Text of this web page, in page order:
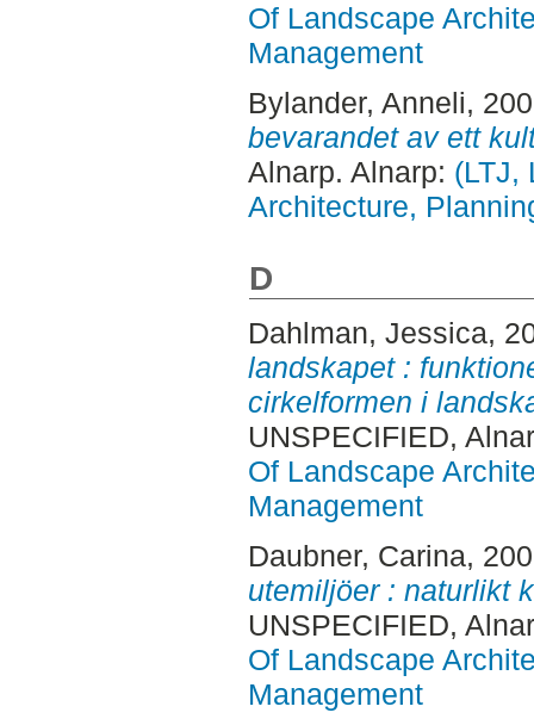
Of Landscape
Management
Bylander, Anneli,
bevarandet av ett
Alnarp. Alnarp: (LTJ,
Architecture,
D
Dahlman, Jessica,
landskapet :
cirkelformen i
UNSPECIFIED,
Of Landscape
Management
Daubner, Carina,
utemiljöer : naturlikt
UNSPECIFIED,
Of Landscape
Management